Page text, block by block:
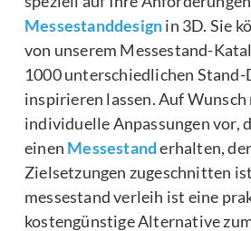
Messestanddesignin 3D. Sie
von unserem Messestand-
1000 unterschiedlichen Stand-
inspirieren lassen. Auf
individuelle Anpassungen vor,
einen Messestand erhalten,
Zielsetzungen zugeschnitten
messestand verleih ist eine
kostengünstige Alternative